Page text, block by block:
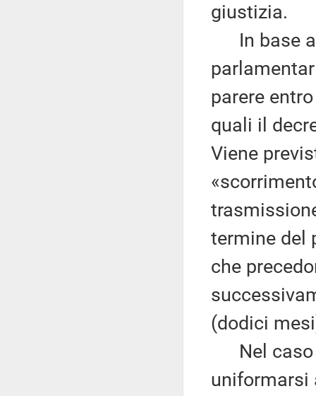
giustizia.
In base al
parere
quali il
Viene
termine del
che
(dodici
Nel caso
uniformarsi